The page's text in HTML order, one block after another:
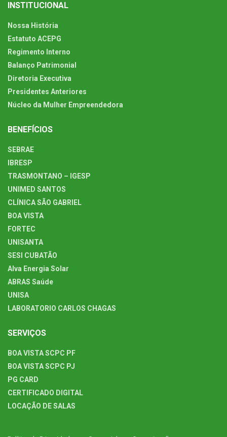
INSTITUCIONAL
Nossa História
Estatuto ACEPG
Regimento Interno
Balanço Patrimonial
Diretoria Executiva
Presidentes Anteriores
Núcleo da Mulher Empreendedora
BENEFÍCIOS
SEBRAE
IBRESP
TRASMONTANO – IGESP
UNIMED SANTOS
CLÍNICA SÃO GABRIEL
BOA VISTA
FORTEC
UNISANTA
SESI CUBATÃO
Alva Energia Solar
ABRAS Saúde
UNISA
LABORATORIO CARLOS CHAGAS
SERVIÇOS
BOA VISTA SCPC PF
BOA VISTA SCPC PJ
PG CARD
CERTIFICADO DIGITAL
LOCAÇÃO DE SALAS